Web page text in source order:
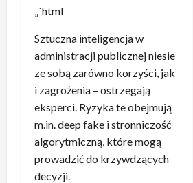
„`html
Sztuczna inteligencja w
administracji publicznej niesie
ze sobą zarówno korzyści, jak
i zagrożenia – ostrzegają
eksperci. Ryzyka te obejmują
m.in. deep fake i stronniczość
algorytmiczną, które mogą
prowadzić do krzywdzących
decyzji.